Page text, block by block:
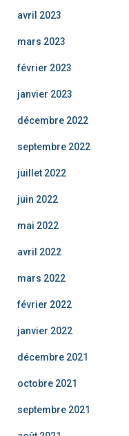
avril 2023
mars 2023
février 2023
janvier 2023
décembre 2022
septembre 2022
juillet 2022
juin 2022
mai 2022
avril 2022
mars 2022
février 2022
janvier 2022
décembre 2021
octobre 2021
septembre 2021